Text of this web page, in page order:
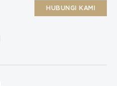
HUBUNGI KAMI